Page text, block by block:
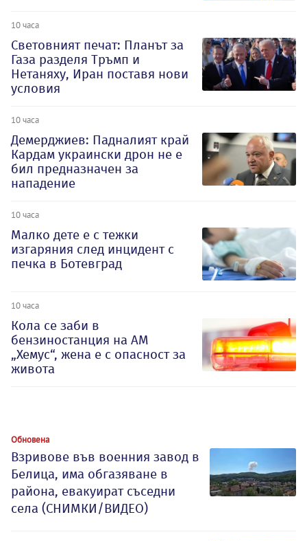
10 часа
Световният печат: Планът за
Газа разделя Тръмп и
Нетаняху, Иран поставя нови
условия
10 часа
Демерджиев: Падналият край
Кардам украински дрон не е
бил предназначен за
нападение
10 часа
Малко дете е с тежки
изгаряния след инцидент с
печка в Ботевград
10 часа
Кола се заби в
бензиностанция на АМ
„Хемус“, жена е с опасност за
живота
Обновена
Взривове във военния завод в
Белица, има обгазяване в
района, евакуират съседни
села (СНИМКИ/ВИДЕО)